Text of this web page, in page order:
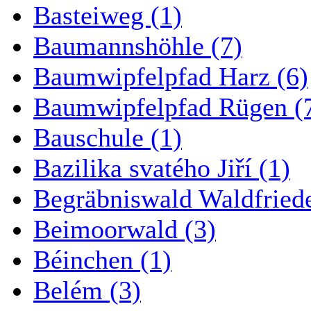
Basteiweg (1)
Baumannshöhle (7)
Baumwipfelpfad Harz (6)
Baumwipfelpfad Rügen
Bauschule (1)
Bazilika svatého Jiří (1)
Begräbniswald
Beimoorwald (3)
Béinchen (1)
Belém (3)